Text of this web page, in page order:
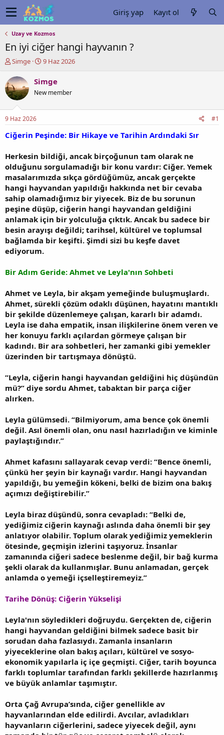
Giriş yap Kayıt ol
Uzay ve Kozmos
En iyi ciğer hangi hayvanın ?
K
n
u
y
b
a
ş
t
a
n
Simge
B
ş
a
ç
r
h
i
9 Haz 2026
Simge
New member
9 Haz 2026 #1
Ciğerin Peşinde: Bir Hikaye ve Tarihin Ardındaki Sır
Herkesin bildiği, ancak birçoğunun tam olarak ne
olduğunu sorgulamadığı bir konu vardır: Ciğer. Yemek
masalarımızda sıkça gördüğümüz, ancak gerçekte
hangi hayvandan yapıldığı hakkında net bir cevaba
sahip olamadığımız bir yiyecek. Biz de bu sorunun
peşine düşüp, ciğerin hangi hayvandan geldiğini
anlamak için bir yolculuğa çıktık. Ancak bu sadece bir
besin arayışı değildi; tarihsel, kültürel ve toplumsal
bağlamda bir keşifti. Şimdi sizi bu keşfe davet
ediyorum.
Bir Adım Geride: Ahmet ve Leyla'nın Sohbeti
Ahmet ve Leyla, bir akşam yemeğinde buluşmuşlardı.
Ahmet, sürekli çözüm odaklı düşünen, hayatını mantıklı
bir şekilde düzenlemeye çalışan, kararlı bir adamdı.
Leyla ise daha empatik, insan ilişkilerine önem veren ve
her konuyu farklı açılardan görmeye çalışan bir
kadındı. Bir ara sohbetleri, her zamanki gibi yemekler
üzerinden bir tartışmaya dönüştü.
“Leyla, ciğerin hangi hayvandan geldiğini hiç düşündün
mü?” diye sordu Ahmet, tabaktan bir parça ciğer
alırken.
Leyla gülümsedi. “Bilmiyorum, ama bence çok önemli
değil. Asıl önemli olan, onu nasıl hazırladığın ve kiminle
paylaştığındır.”
Ahmet kafasını sallayarak cevap verdi: “Bence önemli,
çünkü her şeyin bir kaynağı vardır. Hangi hayvandan
yapıldığı, bu yemeğin kökeni, belki de bizim ona bakış
açımızı değiştirebilir.”
Leyla biraz düşündü, sonra cevapladı: “Belki de,
yediğimiz ciğerin kaynağı aslında daha önemli bir şey
anlatıyor olabilir. Toplum olarak yediğimiz yemeklerin
ötesinde, geçmişin izlerini taşıyoruz. İnsanlar
zamanında ciğeri sadece beslenme değil, bir bağ kurma
şekli olarak da kullanmışlar. Bunu anlamadan, gerçek
anlamda o yemeği içselleştiremeyiz.”
Tarihe Dönüş: Ciğerin Yükselişi
Leyla'nın söyledikleri doğruydu. Gerçekten de, ciğerin
hangi hayvandan geldiğini bilmek sadece basit bir
sorudan daha fazlasıydı. Zamanla insanların
yiyeceklerine olan bakış açıları, kültürel ve sosyo-
ekonomik yapılarla iç içe geçmişti. Ciğer, tarih boyunca
farklı toplumlar tarafından farklı şekillerde hazırlanmış
ve büyük anlamlar taşımıştır.
Orta Çağ Avrupa’sında, ciğer genellikle av
hayvanlarından elde edilirdi. Avcılar, avladıkları
hayvanların ciğerlerini, sadece yiyecek değil, aynı